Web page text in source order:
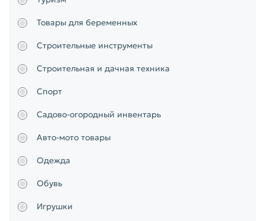
Товары для беременных
Строительные инструменты
Строительная и дачная техника
Спорт
Садово-огородный инвентарь
Авто-мото товары
Одежда
Обувь
Игрушки